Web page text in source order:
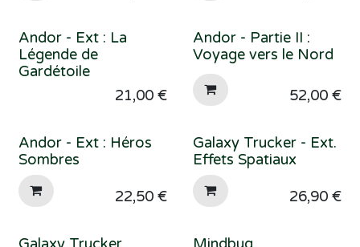
Andor - Ext : La
Légende de
Gardétoile
21,00€
Andor - Partie II :
Voyage vers le Nord
52,00€
Andor - Ext : Héros
Sombres
22,50€
Galaxy Trucker - Ext.
Effets Spatiaux
26,90€